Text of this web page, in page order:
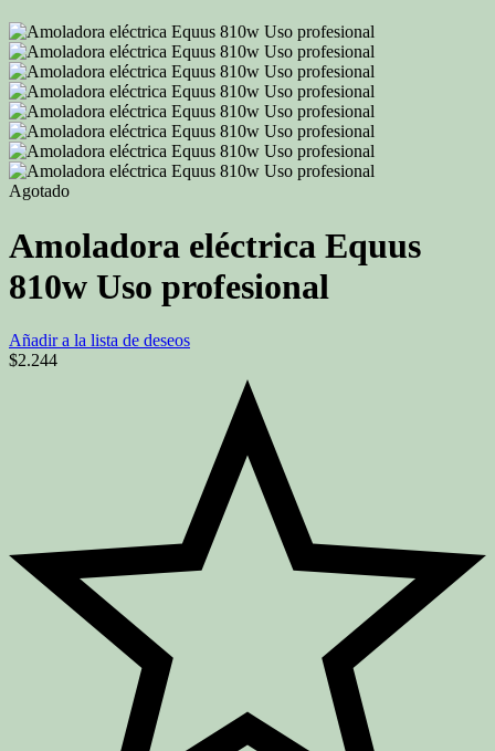
Agotado
Amoladora eléctrica Equus
810w Uso profesional
Añadir a la lista de deseos
$2.244